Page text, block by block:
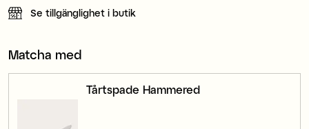
Se tillgänglighet i butik
Matcha med
Tårtspade Hammered